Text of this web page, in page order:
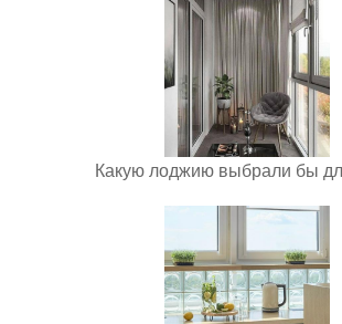
Какую лоджию выбрали бы